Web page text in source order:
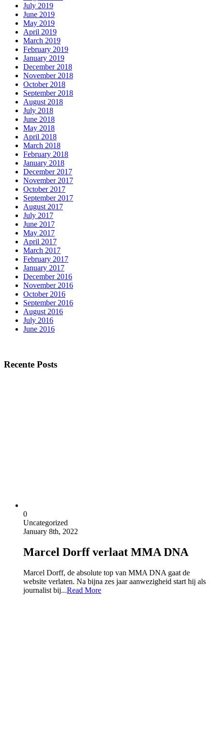
July 2019
June 2019
May 2019
April 2019
March 2019
February 2019
January 2019
December 2018
November 2018
October 2018
September 2018
August 2018
July 2018
June 2018
May 2018
April 2018
March 2018
February 2018
January 2018
December 2017
November 2017
October 2017
September 2017
August 2017
July 2017
June 2017
May 2017
April 2017
March 2017
February 2017
January 2017
December 2016
November 2016
October 2016
September 2016
August 2016
July 2016
June 2016
Recente Posts
0
Uncategorized
January 8th, 2022
Marcel Dorff verlaat MMA DNA
Marcel Dorff, de absolute top van MMA DNA gaat de
website verlaten. Na bijna zes jaar aanwezigheid start hij als
journalist bij...Read More